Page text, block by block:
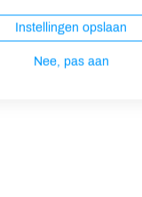
Instellingen opslaan
Nee, pas aan